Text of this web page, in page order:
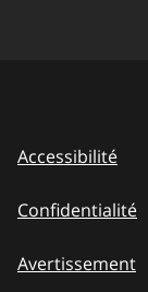
Accessibilité
Confidentialité
Avertissement